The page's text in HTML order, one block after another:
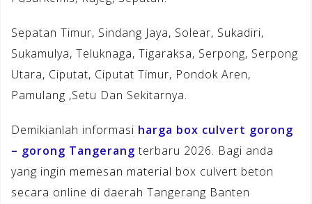
Sepatan Timur, Sindang Jaya, Solear, Sukadiri,
Sukamulya, Teluknaga, Tigaraksa, Serpong, Serpong
Utara, Ciputat, Ciputat Timur, Pondok Aren,
Pamulang ,Setu Dan Sekitarnya.
Demikianlah informasi harga box culvert gorong
– gorong Tangerang terbaru 2026. Bagi anda
yang ingin memesan material box culvert beton
secara online di daerah Tangerang Banten